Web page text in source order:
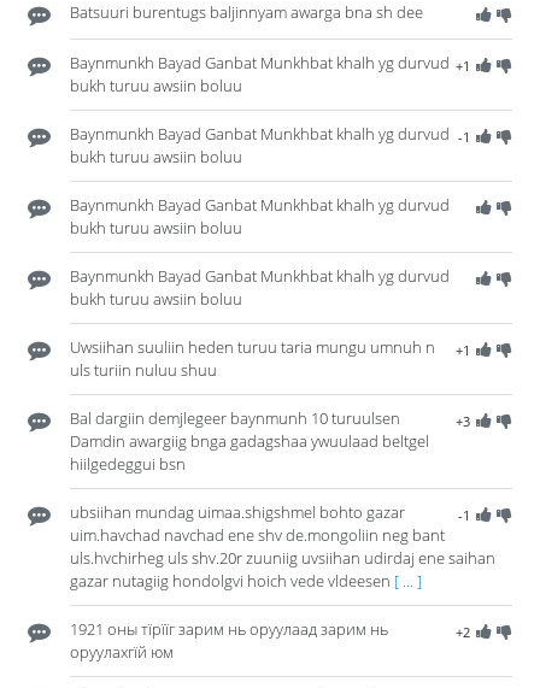
Batsuuri burentugs baljinnyam awarga bna sh dee
+1
Baynmunkh Bayad Ganbat Munkhbat khalh yg durvud
bukh turuu awsiin boluu
-1
Baynmunkh Bayad Ganbat Munkhbat khalh yg durvud
bukh turuu awsiin boluu
Baynmunkh Bayad Ganbat Munkhbat khalh yg durvud
bukh turuu awsiin boluu
Baynmunkh Bayad Ganbat Munkhbat khalh yg durvud
bukh turuu awsiin boluu
+1
Uwsiihan suuliin heden turuu taria mungu umnuh n
uls turiin nuluu shuu
+3
Bal dargiin demjlegeer baynmunh 10 turuulsen
Damdin awargiig bnga gadagshaa ywuulaad beltgel
hiilgedeggui bsn
-1
ubsiihan mundag uimaa.shigshmel bohto gazar
uim.havchad navchad ene shv de.mongoliin neg bant
uls.hvchirheg uls shv.20r zuuniig uvsiihan udirdaj ene saihan
gazar nutagiig hondolgvi hoich vede vldeesen [ ... ]
+2
1921 оны тїрїїг зарим нь оруулаад зарим нь
оруулахгїй юм